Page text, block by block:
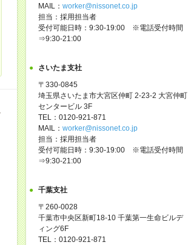
MAIL： worker@nissonet.co.jp
担当：採用担当者
受付可能日時：9:30-19:00 ※電話受付時間
⇒9:30-21:00
さいたま支社
〒330-0845
埼玉県さいたま市大宮区仲町 2-23-2 大宮仲町
センタービル 3F
TEL：0120-921-871
MAIL： worker@nissonet.co.jp
担当：採用担当者
受付可能日時：9:30-19:00 ※電話受付時間
⇒9:30-21:00
千葉支社
〒260-0028
千葉市中央区新町18-10 千葉第一生命ビルデ
ィング6F
TEL：0120-921-871